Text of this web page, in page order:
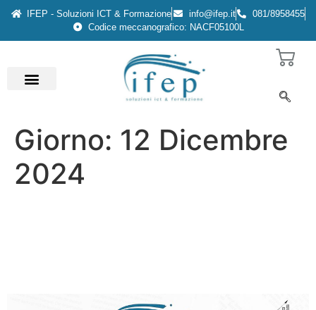
IFEP - Soluzioni ICT & Formazione info@ifep.it
081/8958455
Codice meccanografico: NACF05100L
Giorno: 12 Dicembre
2024